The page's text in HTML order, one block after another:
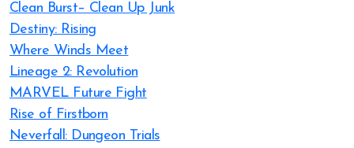
Clean Burst– Clean Up Junk
Destiny: Rising
Where Winds Meet
Lineage 2: Revolution
MARVEL Future Fight
Rise of Firstborn
Neverfall: Dungeon Trials